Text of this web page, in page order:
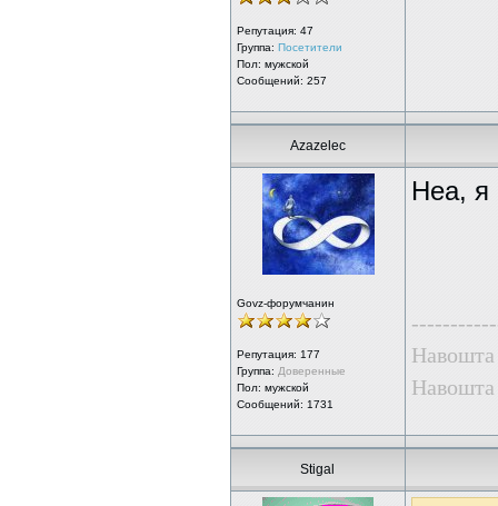
Репутация: 47
Группа: Посетители
Пол: мужской
Сообщений: 257
Azazelec
Govz-форумчанин
Репутация: 177
Группа: Доверенные
Пол: мужской
Сообщений: 1731
Неа, я
Навошта
Навошта
Stigal